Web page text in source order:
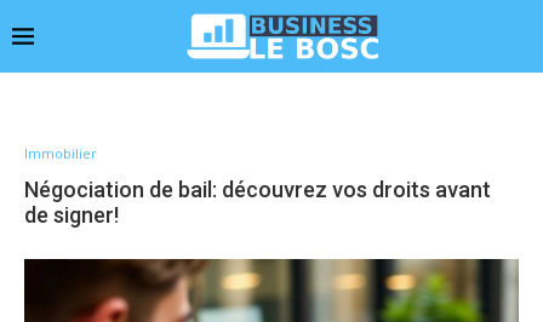
Immobilier
Négociation de bail: découvrez vos droits avant
de signer!